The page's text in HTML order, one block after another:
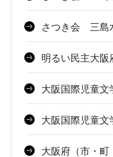
さつき会 三島
明るい民主大
大阪国際児童
大阪国際児童
大阪府（市・町